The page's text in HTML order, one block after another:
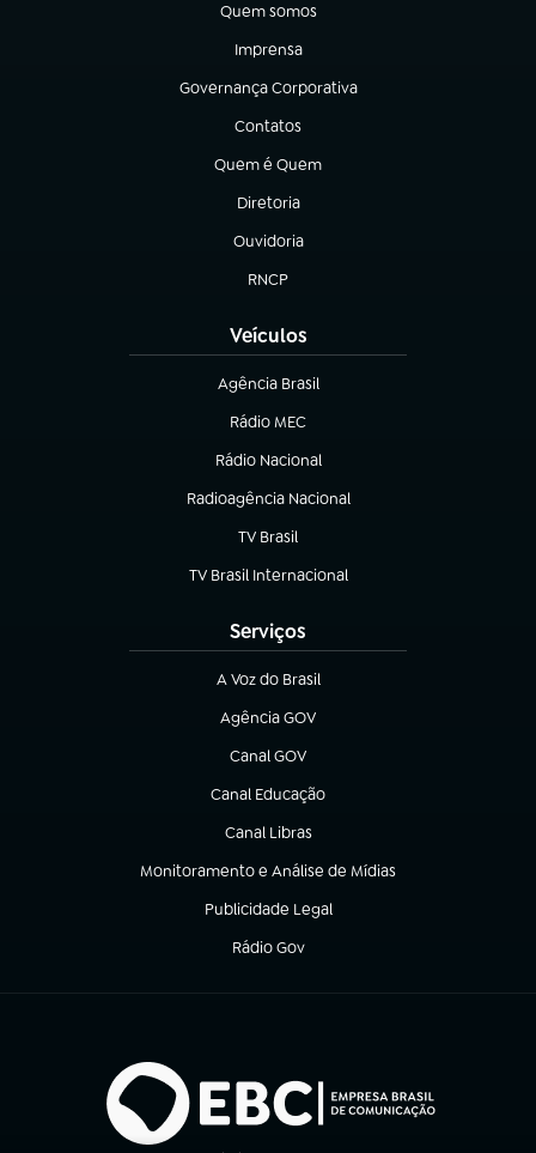
Quem somos
(abre em nova aba)
Imprensa
(abre em nova aba)
Governança Corporativa
(abre em nova aba)
Contatos
(abre em nova aba)
Quem é Quem
(abre em nova aba)
Diretoria
(abre em nova aba)
Ouvidoria
(abre em nova aba)
RNCP
(abre em nova aba)
Veículos
Agência Brasil
(abre em nova aba)
Rádio MEC
Rádio Nacional
(abre em nova aba)
Radioagência Nacional
(abre em nova aba)
TV Brasil
(abre em nova aba)
TV Brasil Internacional
(abre em nova aba)
Serviços
A Voz do Brasil
(abre em nova aba)
Agência GOV
(abre em nova aba)
Canal GOV
(abre em nova aba)
Canal Educação
(abre em nova aba)
Canal Libras
(abre em nova aba)
Monitoramento e Análise de Mídias
(abre em nova aba)
Publicidade Legal
(abre em nova aba)
Rádio Gov
(abre em nova aba)